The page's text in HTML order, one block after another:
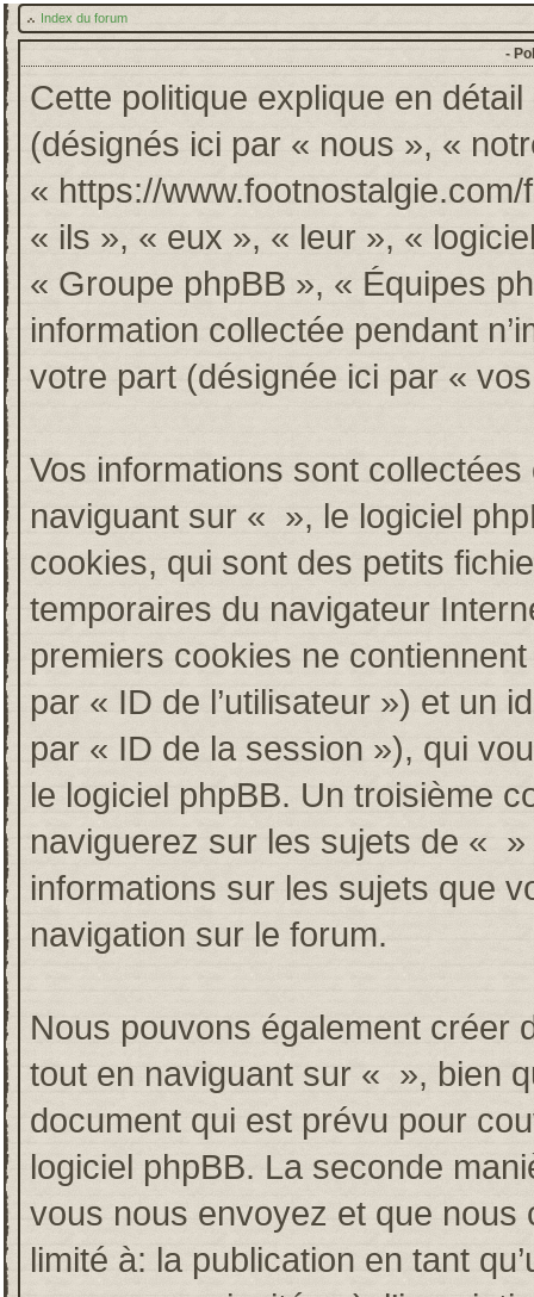
Index du forum
-
Cette politique explique en
(désignés ici par « nous », «
« https://
« ils », « eux », « leur », «
« Groupe phpBB », « Équipes
information collectée pendant
votre part (désignée ici par «
Vos informations sont
naviguant sur « », le logiciel
cookies, qui sont des petits
temporaires du navigateur
premiers cookies ne
par « ID de l’utilisateur ») et un
par « ID de la session »), qui
le logiciel phpBB. Un troisième
naviguerez sur les sujets de «
informations sur les sujets que
navigation sur le forum.
Nous pouvons également créer
tout en naviguant sur « », bien
document qui est prévu pour
logiciel phpBB. La seconde
vous nous envoyez et que nous
limité à: la publication en tant